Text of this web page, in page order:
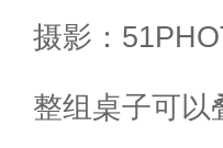
摄影：
整组桌子可以